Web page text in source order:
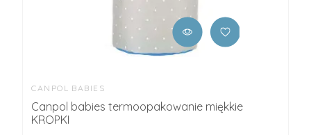
CANPOL BABIES
Canpol babies termoopakowanie miękkie
KROPKI